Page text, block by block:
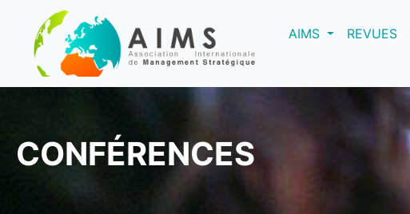
AIMS(current)REVUES
CONFÉRENCES